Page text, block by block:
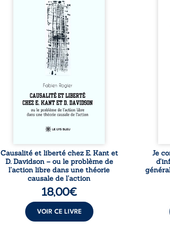
Sommes-nous vraiment libres
si chacun de nos actes s’inscrit
dans une chaîne de causes ? À
travers une confrontation
entre les pensées d’Emmanuel
Kant et de Donald Davidson,
cet essai explore les liens entre
libre arbitre, déterminisme
causal et responsabilité. De la
volonté kantienne au monisme
anomal de Davidson, il
interroge la manière dont les
intentions et les croyances
peuvent ...
Causalité et liberté chez E. Kant et
D. Davidson – ou le problème de
l’action libre dans une théorie
causale de l’action
18,00€
VOIR CE LIVRE
Je
et
Je